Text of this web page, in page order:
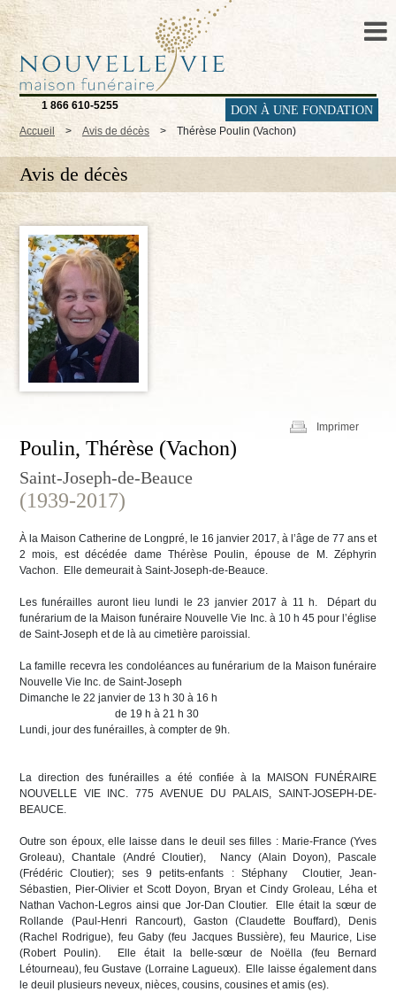
1 866 610-5255 DON À UNE FONDATION
Accueil > Avis de décès > Thérèse Poulin (Vachon)
Avis de décès
Imprimer
Poulin, Thérèse (Vachon)
Saint-Joseph-de-Beauce
(1939-2017)
À la Maison Catherine de Longpré, le 16 janvier 2017, à l’âge de 77 ans et
2 mois, est décédée dame Thérèse Poulin, épouse de M. Zéphyrin
Vachon. Elle demeurait à Saint-Joseph-de-Beauce.
Les funérailles auront lieu lundi le 23 janvier 2017 à 11 h. Départ du
funérarium de la Maison funéraire Nouvelle Vie Inc. à 10 h 45 pour l’église
de Saint-Joseph et de là au cimetière paroissial.
La famille recevra les condoléances au funérarium de la Maison funéraire
Nouvelle Vie Inc. de Saint-Joseph
Dimanche le 22 janvier de 13 h 30 à 16 h
de 19 h à 21 h 30
Lundi, jour des funérailles, à compter de 9h.
La direction des funérailles a été confiée à la MAISON FUNÉRAIRE
NOUVELLE VIE INC. 775 AVENUE DU PALAIS, SAINT-JOSEPH-DE-
BEAUCE.
Outre son époux, elle laisse dans le deuil ses filles : Marie-France (Yves
Groleau), Chantale (André Cloutier), Nancy (Alain Doyon), Pascale
(Frédéric Cloutier); ses 9 petits-enfants : Stéphany Cloutier, Jean-
Sébastien, Pier-Olivier et Scott Doyon, Bryan et Cindy Groleau, Léha et
Nathan Vachon-Legros ainsi que Jor-Dan Cloutier. Elle était la sœur de
Rollande (Paul-Henri Rancourt), Gaston (Claudette Bouffard), Denis
(Rachel Rodrigue), feu Gaby (feu Jacques Bussière), feu Maurice, Lise
(Robert Poulin). Elle était la belle-sœur de Noëlla (feu Bernard
Létourneau), feu Gustave (Lorraine Lagueux). Elle laisse également dans
le deuil plusieurs neveux, nièces, cousins, cousines et amis (es).